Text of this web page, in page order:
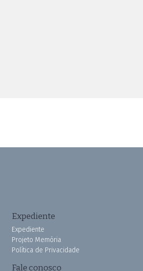
Expediente
Expediente
Projeto Memória
Política de Privacidade
Fale conosco